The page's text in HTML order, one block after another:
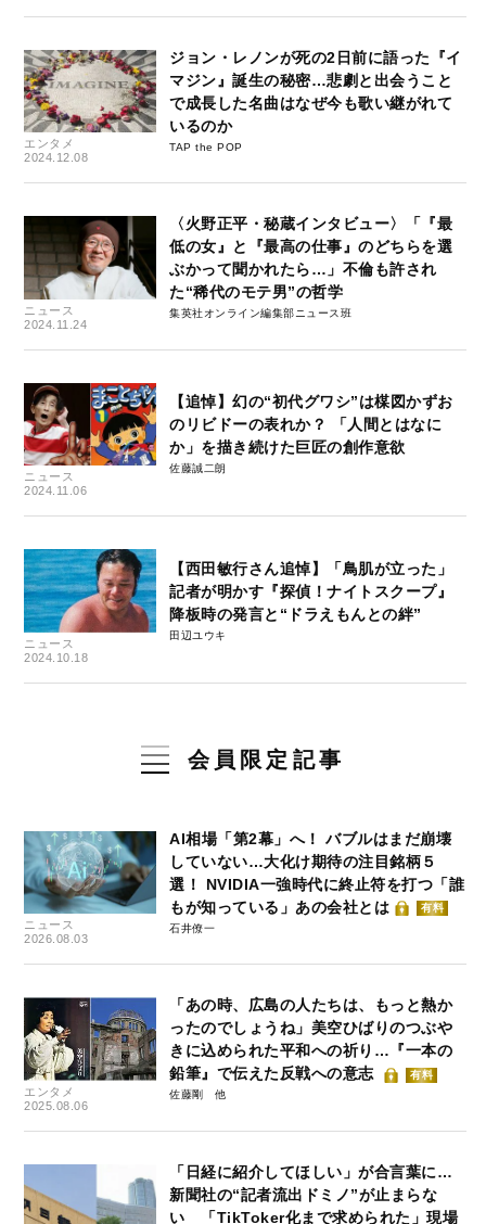
エンタメ
2024.12.08
ジョン・レノンが死の2日前に語った『イ
マジン』誕生の秘密…悲劇と出会うこと
で成長した名曲はなぜ今も歌い継がれて
いるのか
TAP the POP
ニュース
2024.11.24
〈火野正平・秘蔵インタビュー〉「『最
低の女』と『最高の仕事』のどちらを選
ぶかって聞かれたら…」不倫も許され
た“稀代のモテ男”の哲学
集英社オンライン編集部ニュース班
ニュース
2024.11.06
【追悼】幻の“初代グワシ”は楳図かずお
のリビドーの表れか？ 「人間とはなに
か」を描き続けた巨匠の創作意欲
佐藤誠二朗
ニュース
2024.10.18
【西田敏行さん追悼】「鳥肌が立った」
記者が明かす『探偵！ナイトスクープ』
降板時の発言と“ドラえもんとの絆”
田辺ユウキ
会員限定記事
ニュース
2026.08.03
AI相場「第2幕」へ！ バブルはまだ崩壊
していない…大化け期待の注目銘柄５
選！ NVIDIA一強時代に終止符を打つ「誰
もが知っている」あの会社とは
有料
石井僚一
エンタメ
2025.08.06
「あの時、広島の人たちは、もっと熱か
ったのでしょうね」美空ひばりのつぶや
きに込められた平和への祈り…『一本の
鉛筆』で伝えた反戦への意志
有料
佐藤剛
「日経に紹介してほしい」が合言葉に…
新聞社の“記者流出ドミノ”が止まらな
い 「TikToker化まで求められた」現場